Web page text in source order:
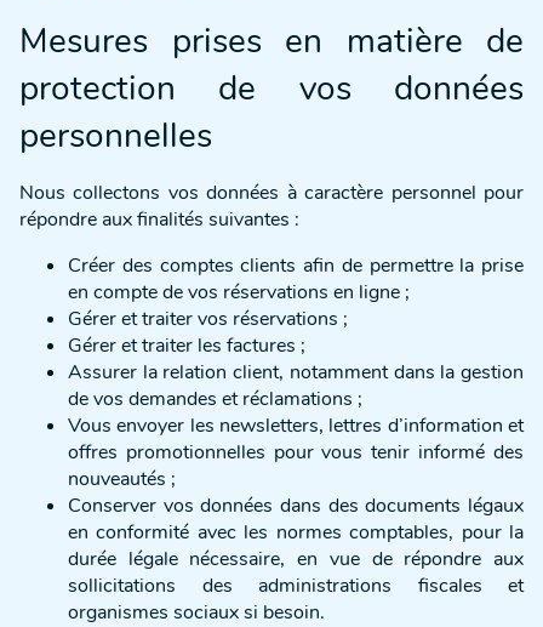
Mesures prises en matière de
protection de vos données
personnelles
Nous collectons vos données à caractère personnel pour
répondre aux finalités suivantes :
Créer des comptes clients afin de permettre la prise
en compte de vos réservations en ligne ;
Gérer et traiter vos réservations ;
Gérer et traiter les factures ;
Assurer la relation client, notamment dans la gestion
de vos demandes et réclamations ;
Vous envoyer les newsletters, lettres d’information et
offres promotionnelles pour vous tenir informé des
nouveautés ;
Conserver vos données dans des documents légaux
en conformité avec les normes comptables, pour la
durée légale nécessaire, en vue de répondre aux
sollicitations des administrations fiscales et
organismes sociaux si besoin.